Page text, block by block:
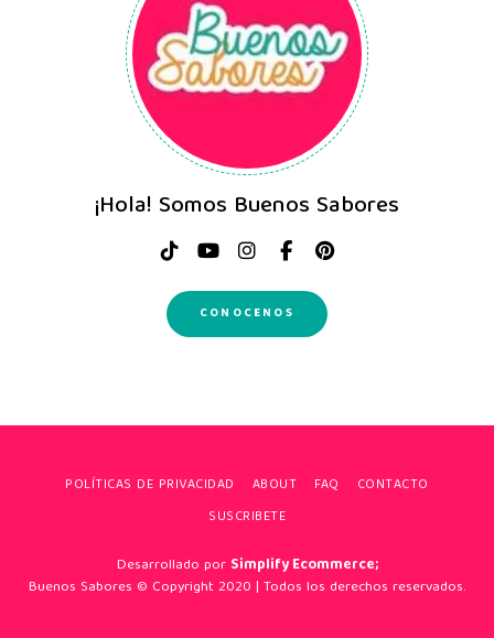
¡Hola! Somos Buenos Sabores
CONOCENOS
POLÍTICAS DE PRIVACIDAD ABOUT FAQ
CONTACTO
SUSCRIBETE
Desarrollado por Simplify Ecommerce;
Buenos Sabores © Copyright 2020 | Todos los derechos reservados.